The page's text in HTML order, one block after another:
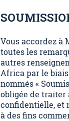
Vous accordez
toutes les
autres
Africa par le
nommés «
obligée de traiter
confidentielle, et
à des fins